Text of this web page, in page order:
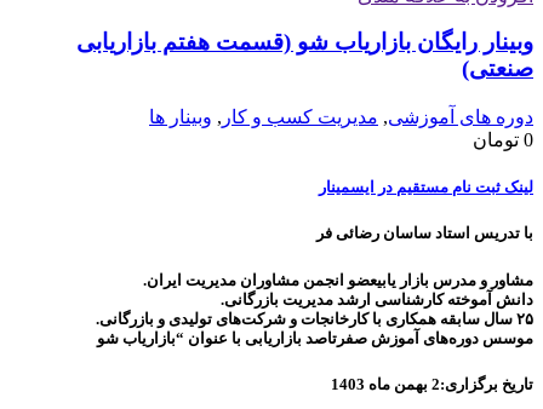
وبینار رایگان بازاریاب شو (قسمت هفتم بازاریابی
صنعتی)
دوره های آموزشی, مدیریت کسب و کار , وبینار ها
0 تومان
لینک ثبت نام مستقیم در ایسمینار
با تدریس استاد ساسان رضائی فر
مشاور و مدرس بازار یابیعضو انجمن مشاوران مدیریت ایران.
دانش آموخته کارشناسی ارشد مدیریت بازرگانی.
۲۵ سال سابقه همکاری با کارخانجات و شرکت‌های تولیدی و بازرگانی.
موسس دوره‌های آموزش صفرتاصد بازاریابی با عنوان “بازاریاب شو
تاریخ برگزاری:2 بهمن ماه 1403